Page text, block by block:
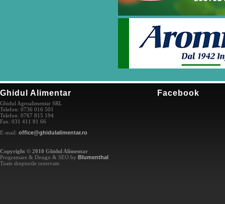
Ghidul Alimentar
Ghidul Agroalimentar SRL
Telefon: 0736 016 501
Telefon: 0767 815 194
Fax: 031 411 81 66
E-mail: office@ghidulalimentar.ro
Copyright © 2010 Ghidul Alimentar
Programare & Design & SEO by Blumenthal
Toate drepturile rezervate.
Facebook